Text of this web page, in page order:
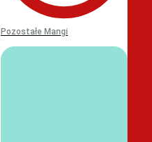
Pozostałe Mangi